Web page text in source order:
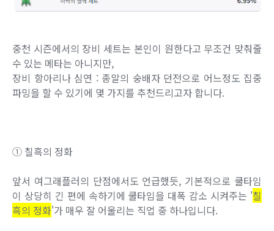
중천 시즌에서의 장비 세트는 본인이 원한다고 무조건 맞춰줄
수 있는 메타는 아니지만,
장비 항아리나 심연 : 종말의 숭배자 던전으로 어느정도 집중
파밍을 할 수 있기에 몇 가지를 추천드리고자 합니다.
① 칠흑의 정화
앞서 여그래플러의 단점에서도 언급했듯, 기본적으로 쿨타임
이 상당히 긴 편에 속하기에 쿨타임을 대폭 감소 시켜주는 '칠
흑의 정화'가 매우 잘 어울리는 직업 중 하나입니다.